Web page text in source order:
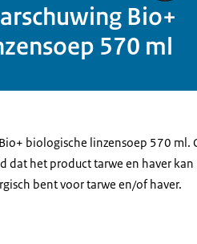
Bio+
570 ml
biologische linzensoep 570 ml.
dat het product tarwe en haver
bent voor tarwe en/of haver.